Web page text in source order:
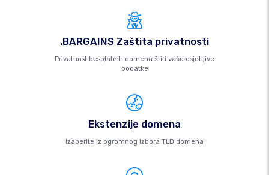
.BARGAINS Zaštita privatnosti
Privatnost besplatnih domena štiti vaše osjetljive
podatke
Ekstenzije domena
Izaberite iz ogromnog izbora TLD domena